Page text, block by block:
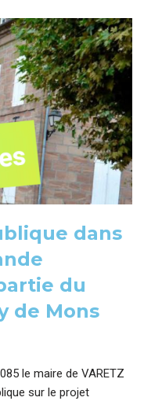
dans
du
de Mons
le maire de VARETZ
sur le projet